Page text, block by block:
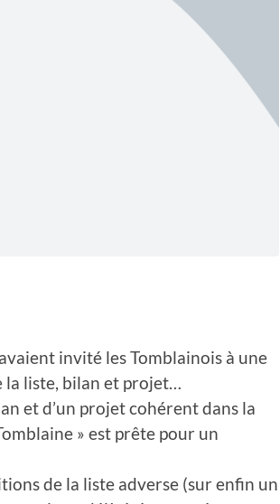
invité les Tomblainois à une
la liste, bilan et projet…
et d’un projet cohérent dans la
» est prête pour un
de la liste adverse (sur enfin un